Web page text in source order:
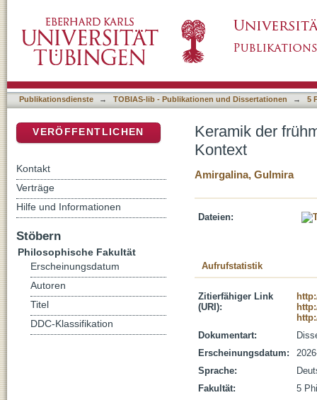
Publikationsdienste → TOBIAS-lib - Publikationen und Dissertationen → 5
Keramik der
Kontext
Amirgalina, Gulmira
Dateien:
Aufrufstatistik
Zitierfähiger Link
(URI):
Dokumentart:
Erscheinungsdatum:
Sprache:
Fakultät:
5
VERÖFFENTLICHEN
Kontakt
Verträge
Hilfe und Informationen
Stöbern
Philosophische Fakultät
Erscheinungsdatum
Autoren
Titel
DDC-Klassifikation